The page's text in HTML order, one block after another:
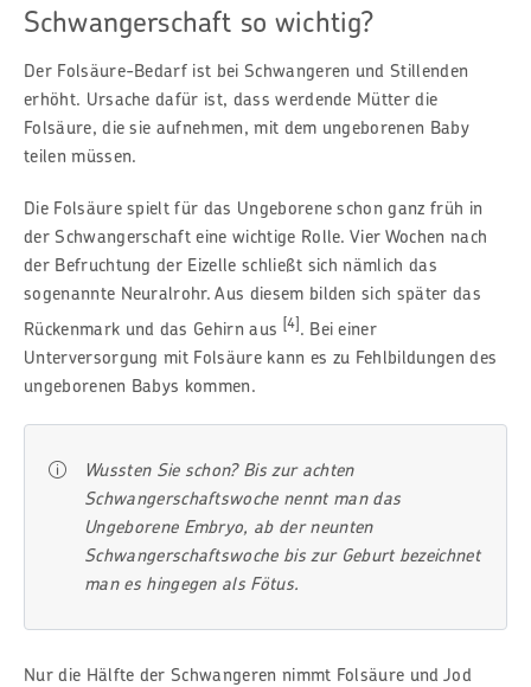
Schwangerschaft so wichtig?
Der Folsäure-Bedarf ist bei Schwangeren und Stillenden
erhöht. Ursache dafür ist, dass werdende Mütter die
Folsäure, die sie aufnehmen, mit dem ungeborenen Baby
teilen müssen.
Die Folsäure spielt für das Ungeborene schon ganz früh in
der Schwangerschaft eine wichtige Rolle. Vier Wochen nach
der Befruchtung der Eizelle schließt sich nämlich das
sogenannte Neuralrohr. Aus diesem bilden sich später das
Rückenmark und das Gehirn aus [4]. Bei einer
Unterversorgung mit Folsäure kann es zu Fehlbildungen des
ungeborenen Babys kommen.
Wussten Sie schon? Bis zur achten
Schwangerschaftswoche nennt man das
Ungeborene Embryo, ab der neunten
Schwangerschaftswoche bis zur Geburt bezeichnet
man es hingegen als Fötus.
Nur die Hälfte der Schwangeren nimmt Folsäure und Jod